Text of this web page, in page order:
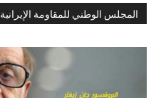
المجلس الوطني للمقاومة الإيرانية